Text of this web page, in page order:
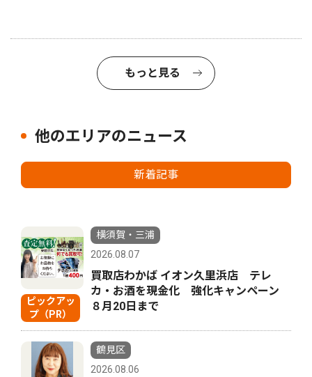
もっと見る
他のエリアのニュース
新着記事
ピックアッ
プ（PR）
横須賀・三浦
2026.08.07
買取店わかば イオン久里浜店 テレ
カ・お酒を現金化 強化キャンペーン
８月20日まで
鶴見区
2026.08.06